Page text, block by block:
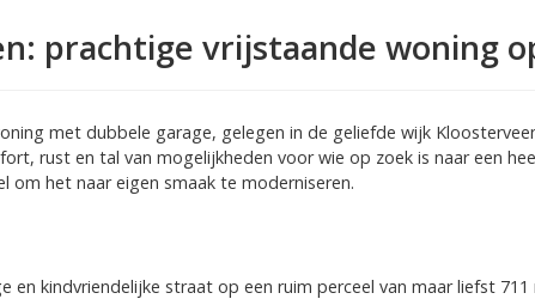
prachtige vrijstaande woning
met dubbele garage, gelegen in de geliefde wijk
rust en tal van mogelijkheden voor wie op zoek is naar een
het naar eigen smaak te moderniseren.
en kindvriendelijke straat op een ruim perceel van maar liefst 711